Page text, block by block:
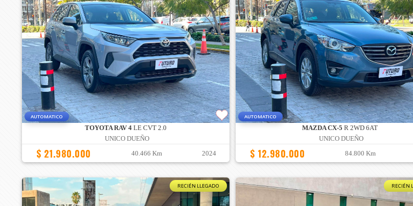
AUTOMATICO
TOYOTA RAV 4 LE CVT 2.0
UNICO DUEÑO
$ 21.980.000 40.466 Km 2024
AUTOMATICO
MAZDA CX-5 R 2WD 6AT
UNICO DUEÑO
$ 12.980.000 84.800 Km
RECIÉN LLEGADO RECIÉN